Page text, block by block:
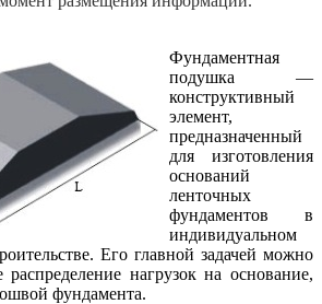
Фундаментная
подушка —
конструктивный
элемент,
предназначенный
для изготовления
оснований
ленточных
фундаментов в
индивидуальном
Его главной задачей можно
распределение нагрузок на основание,
фундамента.